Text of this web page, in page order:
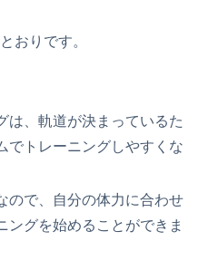
おりです。
は、軌道が決まっているた
でトレーニングしやすくな
ので、自分の体力に合わせ
ングを始めることができま